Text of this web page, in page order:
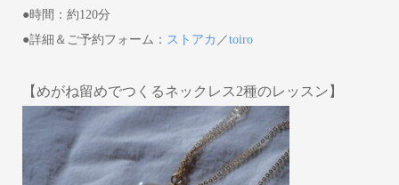
●時間：約120分
●詳細＆ご予約フォーム： ストアカ ／toiro
【めがね留めでつくるネックレス2種のレッスン】